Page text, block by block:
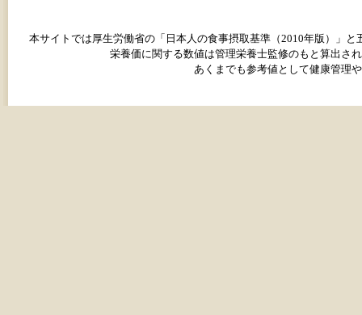
本サイトでは厚生労働省の「日本人の食事摂取基準（2010年版）」
栄養価に関する数値は管理栄養士監修のもと算出さ
あくまでも参考値として健康管理